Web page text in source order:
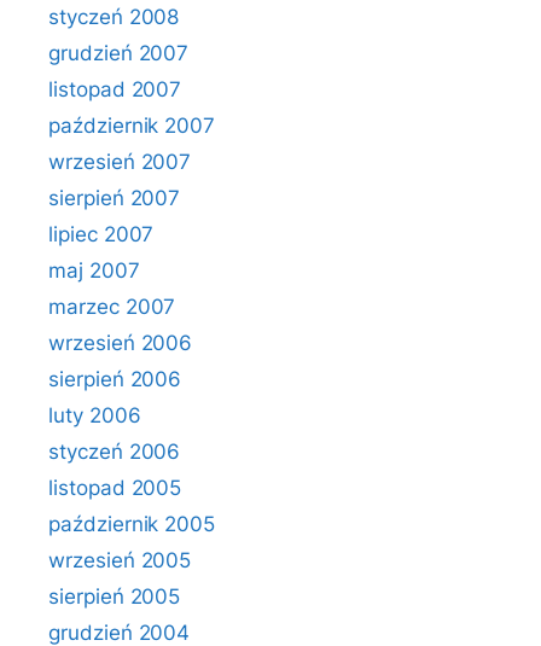
styczeń 2008
grudzień 2007
listopad 2007
październik 2007
wrzesień 2007
sierpień 2007
lipiec 2007
maj 2007
marzec 2007
wrzesień 2006
sierpień 2006
luty 2006
styczeń 2006
listopad 2005
październik 2005
wrzesień 2005
sierpień 2005
grudzień 2004